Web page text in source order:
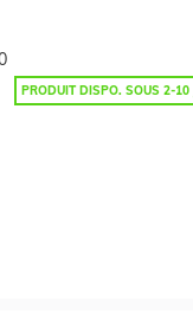
PRODUIT DISPO. SOUS 2-10